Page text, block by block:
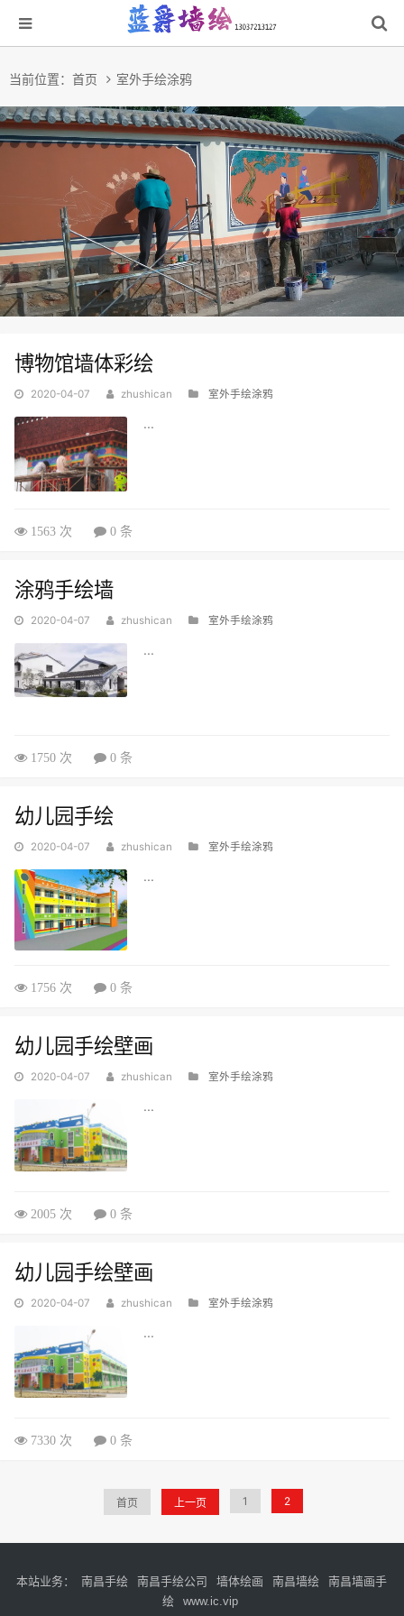
当前位置： 首页 室外手绘涂鸦
博物馆墙体彩绘
2020-04-07 zhushican 室外手绘涂鸦
...
1563 次 0 条
涂鸦手绘墙
2020-04-07 zhushican 室外手绘涂鸦
...
1750 次 0 条
幼儿园手绘
2020-04-07 zhushican 室外手绘涂鸦
...
1756 次 0 条
幼儿园手绘壁画
2020-04-07 zhushican 室外手绘涂鸦
...
2005 次 0 条
幼儿园手绘壁画
2020-04-07 zhushican 室外手绘涂鸦
...
7330 次 0 条
首页 上一页 1 2
本站业务： 南昌手绘 南昌手绘公司 墙体绘画 南昌墙绘
南昌墙画手
绘
www.ic.vip